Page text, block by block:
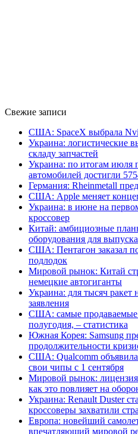
Свежие записи
США: SpaceX выбрала
Украина: логистические
складу запчастей
Украина: по итогам июля
автомобилей достигли
Германия: Rheinmetall
США: Apple меняет
Украина: в июне на
кроссовер
Китай: амбициозные
оборудования для
США: Пентагон заказал
подлодок
Мировой рынок: Китай
немецкие автогиганты
Украина: для тысяч ракет
заявления
США: самые продаваемые
полугодия, – статистика
Южная Корея: Samsung
продолжительности
США: Qualcomm
свои чипы с 1 сентября
Мировой рынок:
как это повлияет на
Украина: Renault Duster
кроссоверы захватили
Европа: новейший
впечатляющий мировой